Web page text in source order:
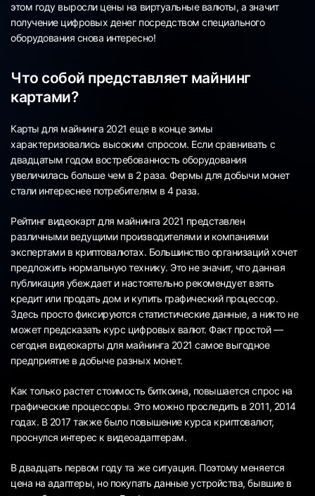
этом году выросли цены на виртуальные валюты, а значит
получение цифровых денег посредством специального
оборудования снова интересно!
Что собой представляет майнинг
картами?
Карты для майнинга 2021 еще в конце зимы
характеризовались высоким спросом. Если сравнивать с
двадцатым годом востребованность оборудования
увеличилась больше чем в 2 раза. Фермы для добычи монет
стали интереснее потребителям в 4 раза.
Рейтинг видеокарт для майнинга 2021 представлен
различными ведущими производителями и компаниями
экспертами в криптовалютах. Большинство организаций хочет
предложить нормальную технику. Это не значит, что данная
публикация убеждает и настоятельно рекомендует взять
кредит или продать дом и купить графический процессор.
Здесь просто фиксируются статистические данные, а никто не
может предсказать курс цифровых валют. Факт простой —
сегодня видеокарты для майнинга 2021 самое выгодное
предприятие в добыче разных монет.
Как только растет стоимость биткоина, повышается спрос на
графические процессоры. Это можно проследить в 2011, 2014
годах. В 2017 также было повышение курса криптовалют,
проснулся интерес к видеоадаптерам.
В двадцать первом году та же ситуация. Поэтому меняется
цена на адаптеры, но покупать данные устройства, бывшие в